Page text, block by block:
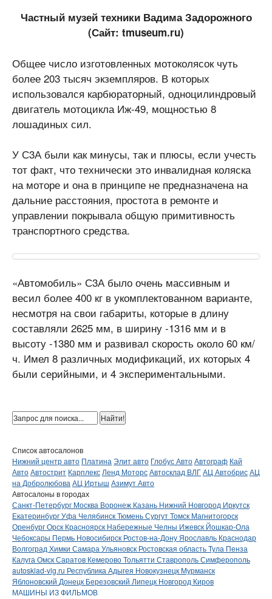
Частный музей техники Вадима Задорожного
(Сайт: tmuseum.ru)
Общее число изготовленных мотоколясок чуть
более 203 тысяч экземпляров. В которых
использовался карбюраторный, одноцилиндровый
двигатель мотоцикла Иж-49, мощностью 8
лошадиных сил.
У С3А были как минусы, так и плюсы, если учесть
тот факт, что технически это инвалидная коляска
на моторе и она в принципе не предназначена на
дальние расстояния, простота в ремонте и
управлении покрывала общую примитивность
транспортного средства.
«Автомобиль» С3А было очень массивным и
весил более 400 кг в укомплектованном варианте,
несмотря на свои габариты, которые в длину
составляли 2625 мм, в ширину -1316 мм и в
высоту -1380 мм и развивал скорость около 60 км/
ч. Имел 8 различных модификаций, их которых 4
были серийными, и 4 экспериментальными.
Список автосалонов
Нижний центр авто Платина Элит авто Глобус АвтоАвтограф Кай
АвтоАвтострит Карплекс Ленд МоторсАвтосклад ВЛГАЦ АвтобрисАЦ
на Добролюбова АЦ Иртыш Азимут Авто
Автосалоны в городах
Санкт-Петербург Москва Воронеж Казань Нижний Новгород Иркутск
ЕкатеринбургУфа ЧелябинскТюменьСургутТомск Магнитогорск
ОренбургОрск Красноярск Набережные Челны Ижевск Йошкар-Ола
Чебоксары Пермь Новосибирск Ростов-на-Дону Ярославль Краснодар
Волгоград Химки Самара Ульяновск Ростовская областьТула Пенза
Калуга ОмскСаратов КемеровоТольятти СтавропольСимферополь
autosklad-vlg.ru Республика Адыгея Новокузнецк Мурманск
Яблоновский Донецк Березовский Липецк Новгород Киров
МАШИНЫ ИЗ ФИЛЬМОВ